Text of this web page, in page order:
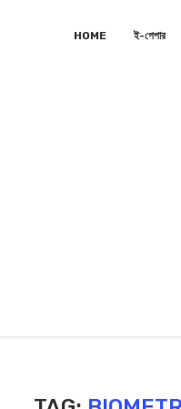
HOME ই-পেপার